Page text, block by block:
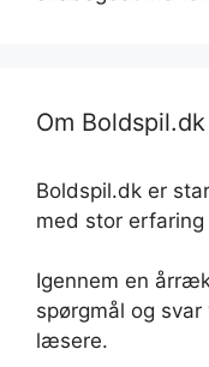
Om Boldspil.dk
Boldspil.dk er
med stor
Igennem en
spørgmål og
læsere.